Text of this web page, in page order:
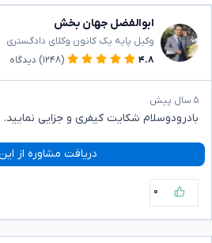
ابوالفضل جهان بخش
وکیل پایه یک کانون وکلای دادگستری
۴.۸
(۱۲۴۸) دیدگاه
۵ سال پیش
بادرودوسلام شکایت کیفری و جزایی نمایید.
دریافت مشاوره از
۰